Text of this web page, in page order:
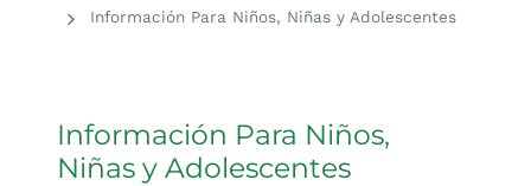
Información Para Niños, Niñas y Adolescentes
Información Para Niños,
Niñas y Adolescentes